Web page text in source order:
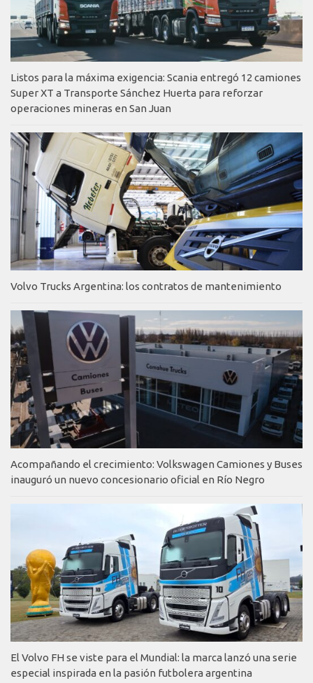
Listos para la máxima exigencia: Scania entregó 12 camiones
Super XT a Transporte Sánchez Huerta para reforzar
operaciones mineras en San Juan
Volvo Trucks Argentina: los contratos de mantenimiento
Acompañando el crecimiento: Volkswagen Camiones y Buses
inauguró un nuevo concesionario oficial en Río Negro
El Volvo FH se viste para el Mundial: la marca lanzó una serie
especial inspirada en la pasión futbolera argentina